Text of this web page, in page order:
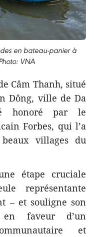
en bateau-panier à
VNA
Câm Thanh, situé
Dông, ville de Da
honoré par le
Forbes, qui l’a
villages du
étape cruciale
représentante
– et souligne son
en faveur d’un
et